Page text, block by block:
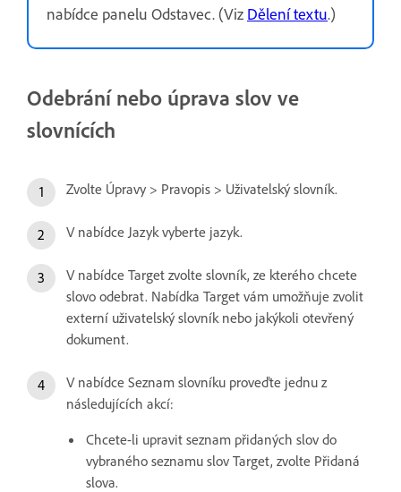
nabídce panelu Odstavec. (Viz Dělení textu.)
Odebrání nebo úprava slov ve
slovnících
Zvolte Úpravy > Pravopis > Uživatelský slovník.
V nabídce Jazyk vyberte jazyk.
V nabídce Target zvolte slovník, ze kterého chcete
slovo odebrat. Nabídka Target vám umožňuje zvolit
externí uživatelský slovník nebo jakýkoli otevřený
dokument.
V nabídce Seznam slovníku proveďte jednu z
následujících akcí:
Chcete-li upravit seznam přidaných slov do
vybraného seznamu slov Target, zvolte Přidaná
slova.